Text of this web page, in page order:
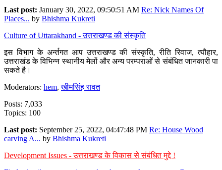
Last post: January 30, 2022, 09:50:51 AM Re: Nick Names Of
Places... by Bhishma Kukreti
Culture of Uttarakhand - उत्तराखण्ड की संस्कृति
इस विभाग के अर्न्तगत आप उत्तराखण्ड की संस्कृति, रीति रिवाज, त्यौहार,
उत्तराखंड के विभिन्न स्थानीय मेलों और अन्य परम्पराओं से संबंधित जानकारी पा
सकते है।
Moderators: hem,खीमसिंह रावत
Posts: 7,033
Topics: 100
Last post: September 25, 2022, 04:47:48 PM Re: House Wood
carving A... by Bhishma Kukreti
Development Issues - उत्तराखण्ड के विकास से संबंधित मुद्दे !